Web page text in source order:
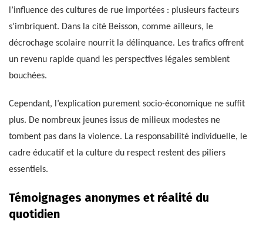
l’influence des cultures de rue importées : plusieurs facteurs
s’imbriquent. Dans la cité Beisson, comme ailleurs, le
décrochage scolaire nourrit la délinquance. Les trafics offrent
un revenu rapide quand les perspectives légales semblent
bouchées.
Cependant, l’explication purement socio-économique ne suffit
plus. De nombreux jeunes issus de milieux modestes ne
tombent pas dans la violence. La responsabilité individuelle, le
cadre éducatif et la culture du respect restent des piliers
essentiels.
Témoignages anonymes et réalité du
quotidien